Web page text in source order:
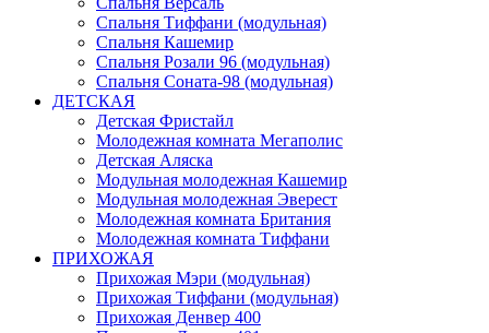
Спальня Тиффани (модульная)
Спальня Кашемир
Спальня Розали 96 (модульная)
Спальня Соната-98 (модульная)
ДЕТСКАЯ
Детская Фристайл
Молодежная комната Мегаполис
Детская Аляска
Модульная молодежная Кашемир
Модульная молодежная Эверест
Молодежная комната Британия
Молодежная комната Тиффани
ПРИХОЖАЯ
Прихожая Мэри (модульная)
Прихожая Тиффани (модульная)
Прихожая Денвер 400